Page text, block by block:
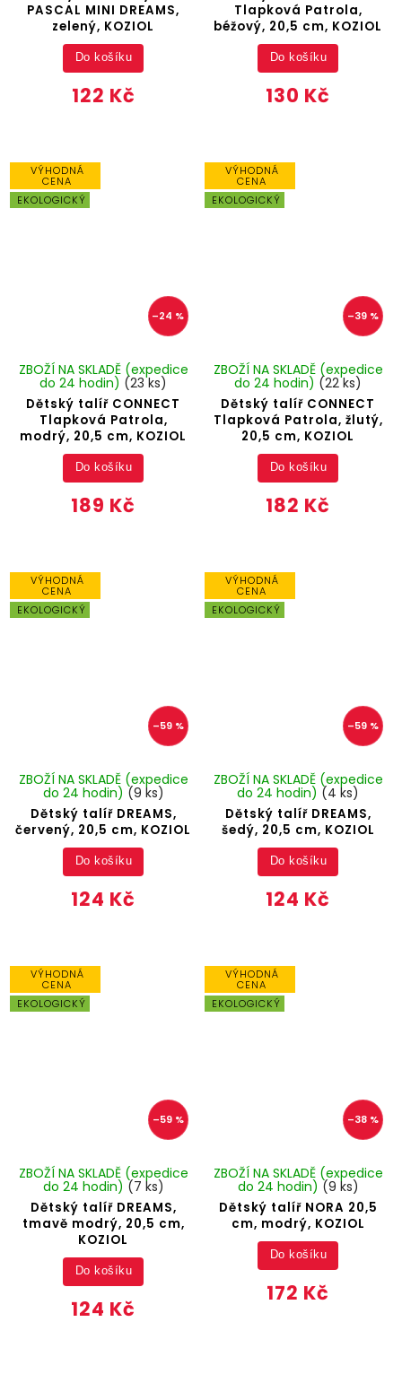
PASCAL MINI DREAMS,
zelený, KOZIOL
122 Kč
Do košíku
Tlapková Patrola,
béžový, 20,5 cm, KOZIOL
130 Kč
Do košíku
VÝHODNÁ
CENA
EKOLOGICKÝ
–24 %
Dětský talíř CONNECT
Tlapková Patrola,
modrý, 20,5 cm, KOZIOL
ZBOŽÍ NA SKLADĚ (expedice
do 24 hodin) (23 ks)
189 Kč
Do košíku
VÝHODNÁ
CENA
EKOLOGICKÝ
–39 %
Dětský talíř CONNECT
Tlapková Patrola, žlutý,
20,5 cm, KOZIOL
ZBOŽÍ NA SKLADĚ (expedice
do 24 hodin) (22 ks)
182 Kč
Do košíku
VÝHODNÁ
CENA
EKOLOGICKÝ
–59 %
Dětský talíř DREAMS,
červený, 20,5 cm, KOZIOL
ZBOŽÍ NA SKLADĚ (expedice
do 24 hodin) (9 ks)
124 Kč
Do košíku
VÝHODNÁ
CENA
EKOLOGICKÝ
–59 %
Dětský talíř DREAMS,
šedý, 20,5 cm, KOZIOL
ZBOŽÍ NA SKLADĚ (expedice
do 24 hodin) (4 ks)
124 Kč
Do košíku
VÝHODNÁ
CENA
EKOLOGICKÝ
–59 %
Dětský talíř DREAMS,
tmavě modrý, 20,5 cm,
KOZIOL
ZBOŽÍ NA SKLADĚ (expedice
do 24 hodin) (7 ks)
124 Kč
Do košíku
VÝHODNÁ
CENA
EKOLOGICKÝ
–38 %
Dětský talíř NORA 20,5
cm, modrý, KOZIOL
ZBOŽÍ NA SKLADĚ (expedice
do 24 hodin) (9 ks)
172 Kč
Do košíku